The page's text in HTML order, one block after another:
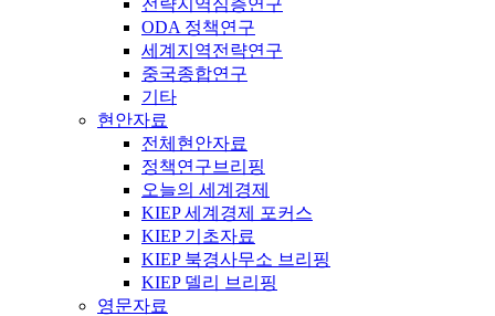
ODA 정책연구
세계지역전략연구
중국종합연구
기타
현안자료
전체현안자료
정책연구브리핑
오늘의 세계경제
KIEP 세계경제 포커스
KIEP 기초자료
KIEP 북경사무소 브리핑
KIEP 델리 브리핑
영문자료